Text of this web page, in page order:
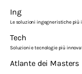
Ing
Le soluzioni ingegneristiche
Tech
Soluzioni e tecnologie più
Atlante dei Masters